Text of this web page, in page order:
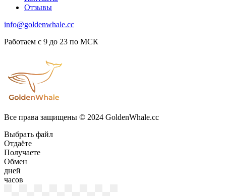
Отзывы
info@goldenwhale.cc
Работаем с 9 до 23 по МСК
Все права защищены © 2024 GoldenWhale.cc
Выбрать файл
Отдаёте
Получаете
Обмен
дней
часов